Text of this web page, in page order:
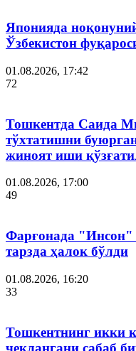
Японияда
Ўзбекистон
01.08.2026, 17:42
72
Тошкентда Саида
тўхтатишни
жиноят иши
01.08.2026, 17:00
49
Фарғонада "Инсон"
тарзда ҳалок бўлди
01.08.2026, 16:20
33
Тошкентнинг икки
чеклангани сабаб